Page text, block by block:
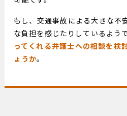
もし、交通事故による大きな不
な負担を感じたりしているよう
ってくれる弁護士への相談を検
ょうか。